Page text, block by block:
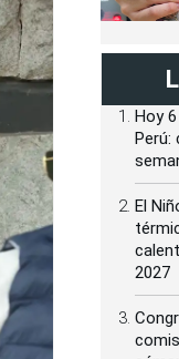
Hoy
Perú:
El
2027